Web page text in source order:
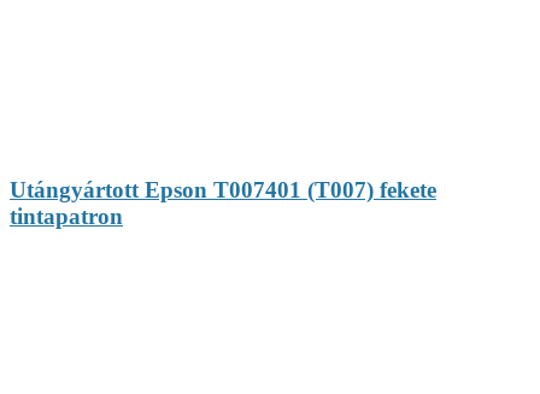
Utángyártott Epson T007401 (T007) fekete
tintapatron